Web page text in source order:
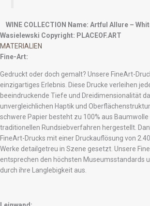
WINE COLLECTION Name: Artful Allure –
Wasielewski Copyright: PLACEOF.ART
MATERIALIEN
Fine-Art:
Gedruckt oder doch gemalt? Unsere FineArt-
einzigartiges Erlebnis. Diese Drucke verleihen
beeindruckende Tiefe und Dreidimensionalität
unvergleichlichen Haptik und
schwere Papier besteht zu 100% aus
traditionellen Rundsiebverfahren hergestellt.
FineArt-Drucks mit einer Druckauflösung von
Werke detailgetreu in Szene gesetzt. Unsere
entsprechen den höchsten Museumsstandards
durch ihre Langlebigkeit aus.